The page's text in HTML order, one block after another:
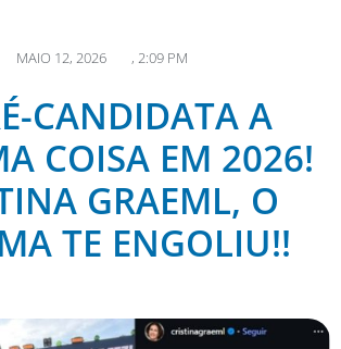
MAIO 12, 2026 , 2:09 PM
CANDIDATA A
COISA EM 2026!
GRAEML, O
TE ENGOLIU!!